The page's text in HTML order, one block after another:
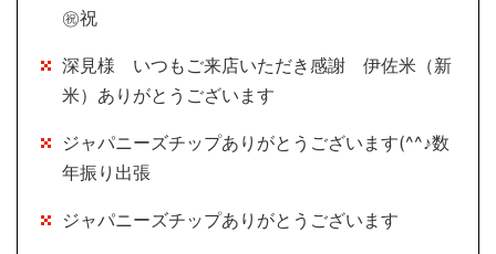
㊗祝
深見様 いつもご来店いただき感謝 伊佐米（新
米）ありがとうございます
ジャパニーズチップありがとうございます(^^♪数
年振り出張
ジャパニーズチップありがとうございます